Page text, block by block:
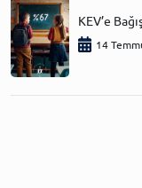
KEV’e
14